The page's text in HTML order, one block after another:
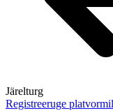
Järelturg
Registreeruge